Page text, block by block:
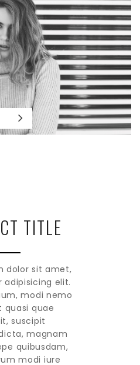
TITLE
dolor sit amet,
elit.
modi nemo
quasi quae
suscipit
magnam
quibusdam,
modi iure